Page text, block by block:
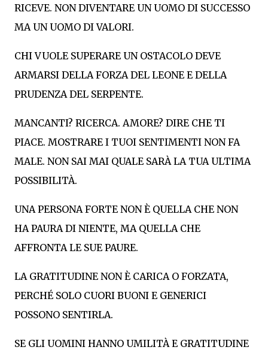
RICEVE. NON DIVENTARE UN UOMO DI SUCCESSO
MA UN UOMO DI VALORI.
CHI VUOLE SUPERARE UN OSTACOLO DEVE
ARMARSI DELLA FORZA DEL LEONE E DELLA
PRUDENZA DEL SERPENTE.
MANCANTI? RICERCA. AMORE? DIRE CHE TI
PIACE. MOSTRARE I TUOI SENTIMENTI NON FA
MALE. NON SAI MAI QUALE SARÀ LA TUA ULTIMA
POSSIBILITÀ.
UNA PERSONA FORTE NON È QUELLA CHE NON
HA PAURA DI NIENTE, MA QUELLA CHE
AFFRONTA LE SUE PAURE.
LA GRATITUDINE NON È CARICA O FORZATA,
PERCHÉ SOLO CUORI BUONI E GENERICI
POSSONO SENTIRLA.
SE GLI UOMINI HANNO UMILITÀ E GRATITUDINE